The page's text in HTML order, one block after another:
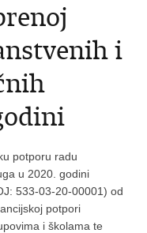
i
potporu radu
u 2020. godini
533-03-20-00001) od
potpori
i školama te